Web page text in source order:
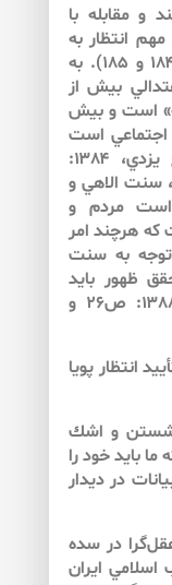
و مقابله با
انتظار به
حساب مي‌‌آورند (جوادي آملي، ۱۳۹۶: ص۱۸۴ و ۱۸۵). به
بيش از
است و بيش
اجتماعي است
(خامنه‌‌اي، ۱۳۹۶: ص۴۶ و ۶۸ و مصباح يزدي، ۱۳۸۴:
سنت الاهي و
مردم و
كه هرچند امر
به سنت
ظهور بايد
همراه خواست مردم نيز باشد (صدر، ۱۳۸۸: ص۲۶ و
انتظار پويا
نشستن و اشك
بايد خود را
در ديدار
در سده
ايران